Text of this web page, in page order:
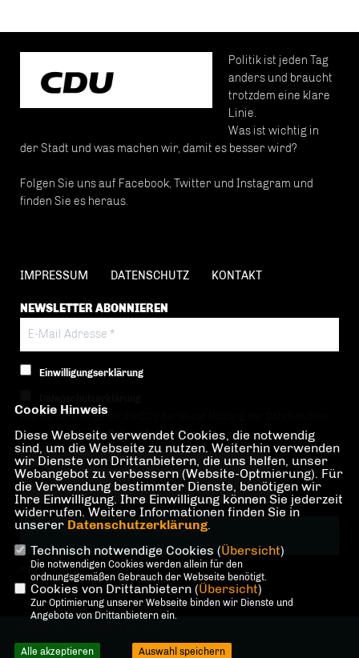
Politik ist jeden Tag
anders und braucht
trotzdem eine klare
Linie.
Was ist wichtig in
der Stadt und was machen wir, damit es besser wird?
Folgen Sie uns auf Facebook, Twitter und Instagram und
finden Sie es heraus.
IMPRESSUM DATENSCHUTZ KONTAKT
NEWSLETTER ABONNIEREN
Einwilligungserklärung
Hiermit berechtige ich die CDU Berlin zur Nutzung der Daten im Sinn
der nachfolgenden Datenschutzerklärung.*
Anti-Roboter-Verifizierung
Hier klicken
Friendly Captcha ⇗
* Pflichtfeld!
Alle Rechte vorbehalten.
Cookie Hinweis
Diese Webseite verwendet Cookies, die notwendig
sind, um die Webseite zu nutzen. Weiterhin verwenden
wir Dienste von Drittanbietern, die uns helfen, unser
Webangebot zu verbessern (Website-Optmierung). Für
die Verwendung bestimmter Dienste, benötigen wir
Ihre Einwilligung. Ihre Einwilligung können Sie jederzeit
widerrufen. Weitere Informationen finden Sie in
unserer Datenschutzerklärung.
Technisch notwendige Cookies (Übersicht)
Die notwendigen Cookies werden allein für den
ordnungsgemäßen Gebrauch der Webseite benötigt.
Cookies von Drittanbietern (Übersicht)
Zur Optimierung unserer Webseite binden wir Dienste und
Angebote von Drittanbietern ein.
Alle akzeptieren Auswahl speichern